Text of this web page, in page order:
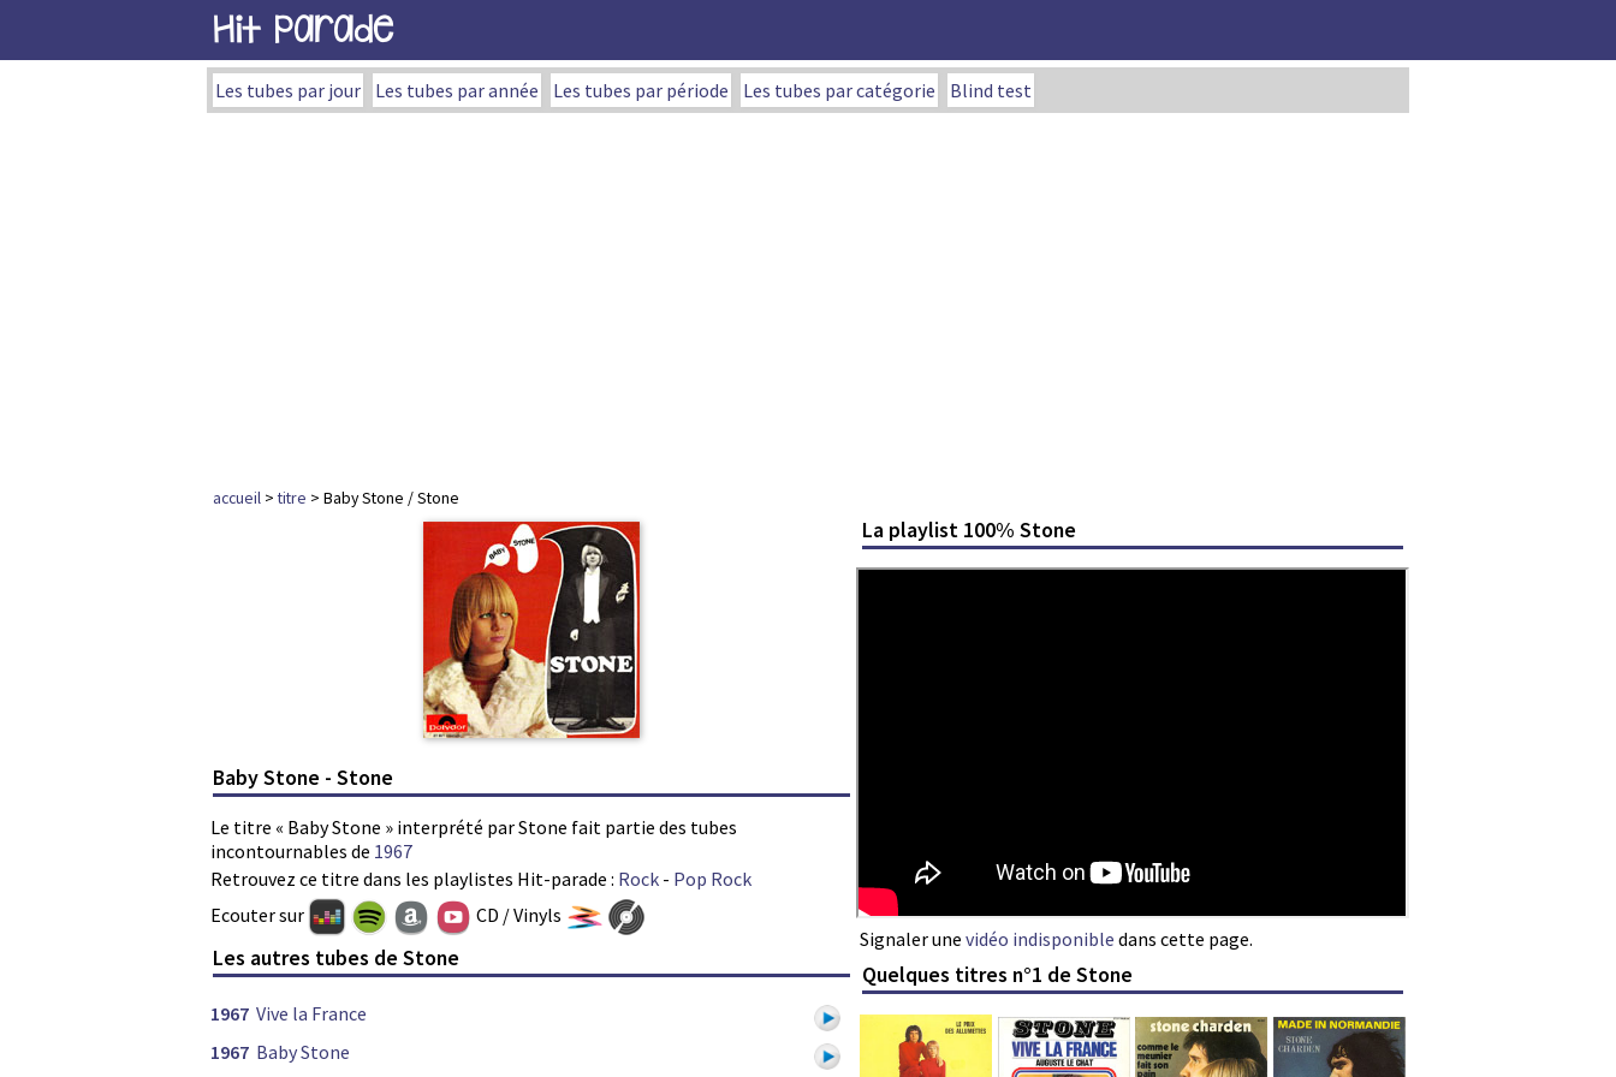
Hit Parade
Les tubes par jour Les tubes par année Les tubes par période Les tubes par catégorie Blind test
accueil >titre > Baby Stone / Stone
Baby Stone - Stone
Le titre « Baby Stone » interprété par Stone fait partie des tubes
incontournables de 1967
Retrouvez ce titre dans les playlistes Hit-parade : Rock - Pop Rock
La playlist 100% Stone
Signaler une vidéo indisponible dans cette page.
Ecouter sur CD / Vinyls
Les autres tubes de Stone
1967 Vive la France
1967 Baby Stone
Quelques titres n°1 de Stone